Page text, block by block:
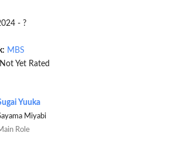
- ?
MBS
Not Yet Rated
Yuuka
Miyabi
Role